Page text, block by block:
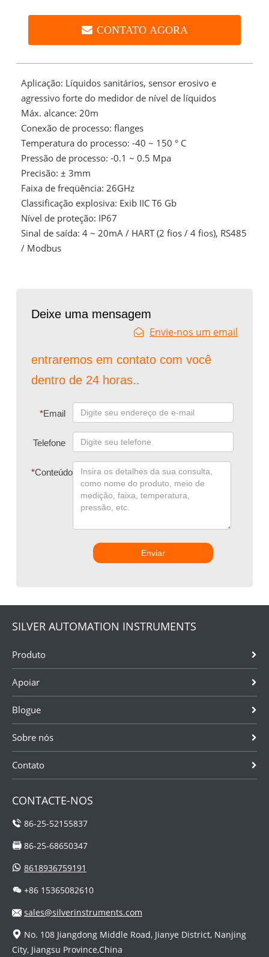
CONTATO AGORA
Aplicação: Líquidos sanitários, sensor erosivo e
agressivo forte do medidor de nível de líquidos
Máx. alcance: 20m
Conexão de processo: flanges
Temperatura do processo: -40 ~ 150 ° C
Pressão de processo: -0.1 ~ 0.5 Mpa
Precisão: ± 3mm
Faixa de freqüência: 26GHz
Classificação explosiva: Exib IIC T6 Gb
Nível de proteção: IP67
Sinal de saída: 4 ~ 20mA / HART (2 fios / 4 fios), RS485
/ Modbus
Deixe uma mensagem
Envie-nos um email
entraremos em contato com você
dentro de 24 horas..
*Email
Telefone
*Conteúdo
Enviar
SILVER AUTOMATION INSTRUMENTS
Produto
Apoiar
Blogue
Sobre nós
Contato
CONTACTE-NOS
86-25-52155837
86-25-68650347
8618936759191
+86 15365082610
sales@silverinstruments.com
No. 108 Jiangdong Middle Road, Jianye District, Nanjing
City, Jiangsu Province,China